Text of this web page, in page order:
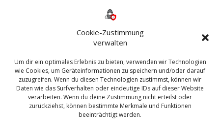
Cookie-Zustimmung
verwalten
Um dir ein optimales Erlebnis zu bieten, verwenden wir Technologien
wie Cookies, um Geräteinformationen zu speichern und/oder darauf
zuzugreifen. Wenn du diesen Technologien zustimmst, können wir
Daten wie das Surfverhalten oder eindeutige IDs auf dieser Website
verarbeiten. Wenn du deine Zustimmung nicht erteilst oder
zurückziehst, können bestimmte Merkmale und Funktionen
beeinträchtigt werden.
Bautagebuch
Exchange firewall Fritzbox
Microsoft
Sanierung SBS Security Server Sicherheit
Sicherung SIEM Sophos SSL Ubuntu
Update Upgrade UTM VCenter VCSA Veeam
VMWare VPN WAZUH Windows
Zertifikat